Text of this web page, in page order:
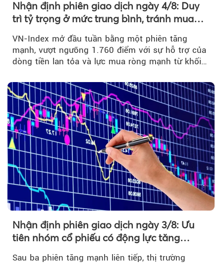
Nhận định phiên giao dịch ngày 4/8: Duy
trì tỷ trọng ở mức trung bình, tránh mua
VN-Index mở đầu tuần bằng một phiên tăng
mạnh, vượt ngưỡng 1.760 điểm với sự hỗ trợ của
dòng tiền lan tỏa và lực mua ròng mạnh từ khối
Nhận định phiên giao dịch ngày 3/8: Ưu
tiên nhóm cổ phiếu có động lực tăng
Sau ba phiên tăng mạnh liên tiếp, thị trường